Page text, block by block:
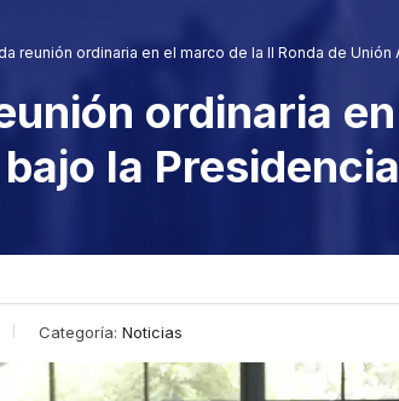
reunión ordinaria en el marco de la II Ronda de
ordinaria
la
Categoría: Noticias